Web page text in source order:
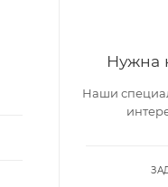
Нужна
Наши